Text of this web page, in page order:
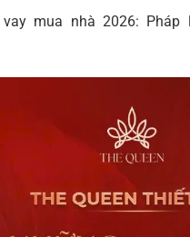
mua nhà 2026: Pháp